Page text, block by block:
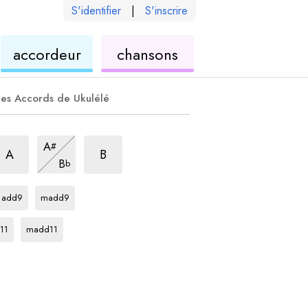
S'identifier | S'inscrire
accordeurukuléléchansons
Accords de Ukulélé
A
A#
accord
Bb
m7
B
add9
madd9
madd11